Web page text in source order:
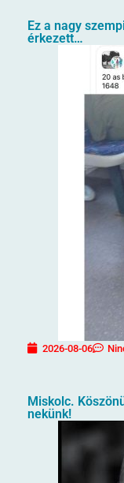
Ez a nagy
érkezett…
2026-08-06
Miskolc.
nekünk!